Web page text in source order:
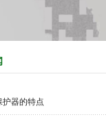
护器的特点